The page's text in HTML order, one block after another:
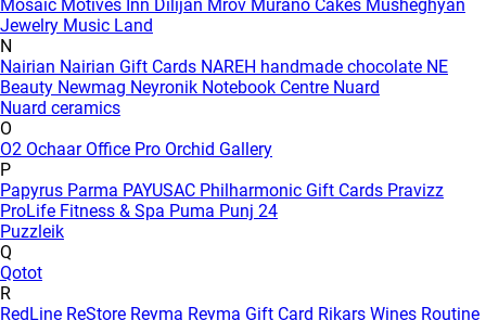
Mosaic Motives Inn Dilijan Mrov Murano Cakes Musheghyan
Jewelry Music Land
N
Nairian Nairian Gift Cards NAREH handmade chocolate NE
Beauty Newmag Neyronik Notebook Centre Nuard
Nuard ceramics
O
O2 Ochaar Office Pro Orchid Gallery
P
Papyrus Parma PAYUSAC Philharmonic Gift Cards Pravizz
ProLife Fitness & Spa Puma Punj 24
Puzzleik
Q
Qotot
R
RedLine ReStore Reyma Reyma Gift Card Rikars Wines Routine